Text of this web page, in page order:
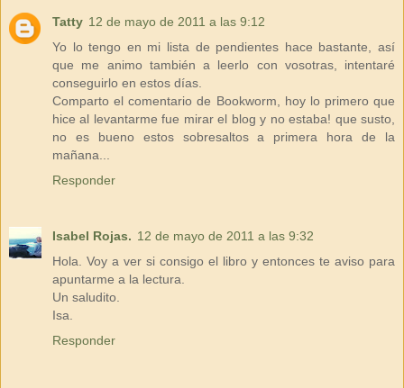
Tatty 12 de mayo de 2011 a las 9:12
Yo lo tengo en mi lista de pendientes hace bastante, así
que me animo también a leerlo con vosotras, intentaré
conseguirlo en estos días.
Comparto el comentario de Bookworm, hoy lo primero que
hice al levantarme fue mirar el blog y no estaba! que susto,
no es bueno estos sobresaltos a primera hora de la
mañana...
Responder
Isabel Rojas. 12 de mayo de 2011 a las 9:32
Hola. Voy a ver si consigo el libro y entonces te aviso para
apuntarme a la lectura.
Un saludito.
Isa.
Responder